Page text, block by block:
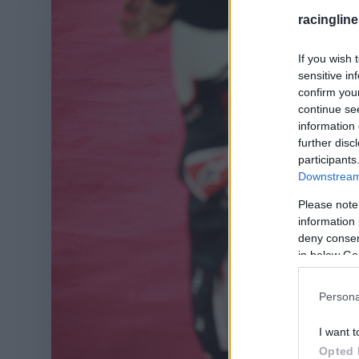
If you wish
sensitive
confirm
continue
information
further
Please
information
deny
in below
I want
Opted